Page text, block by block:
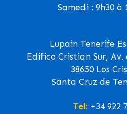
Samedi : 9h30 à
Lupain Tenerife
Edifico Cristian Sur,
38650 Los
Santa Cruz de
Tel: +34 922